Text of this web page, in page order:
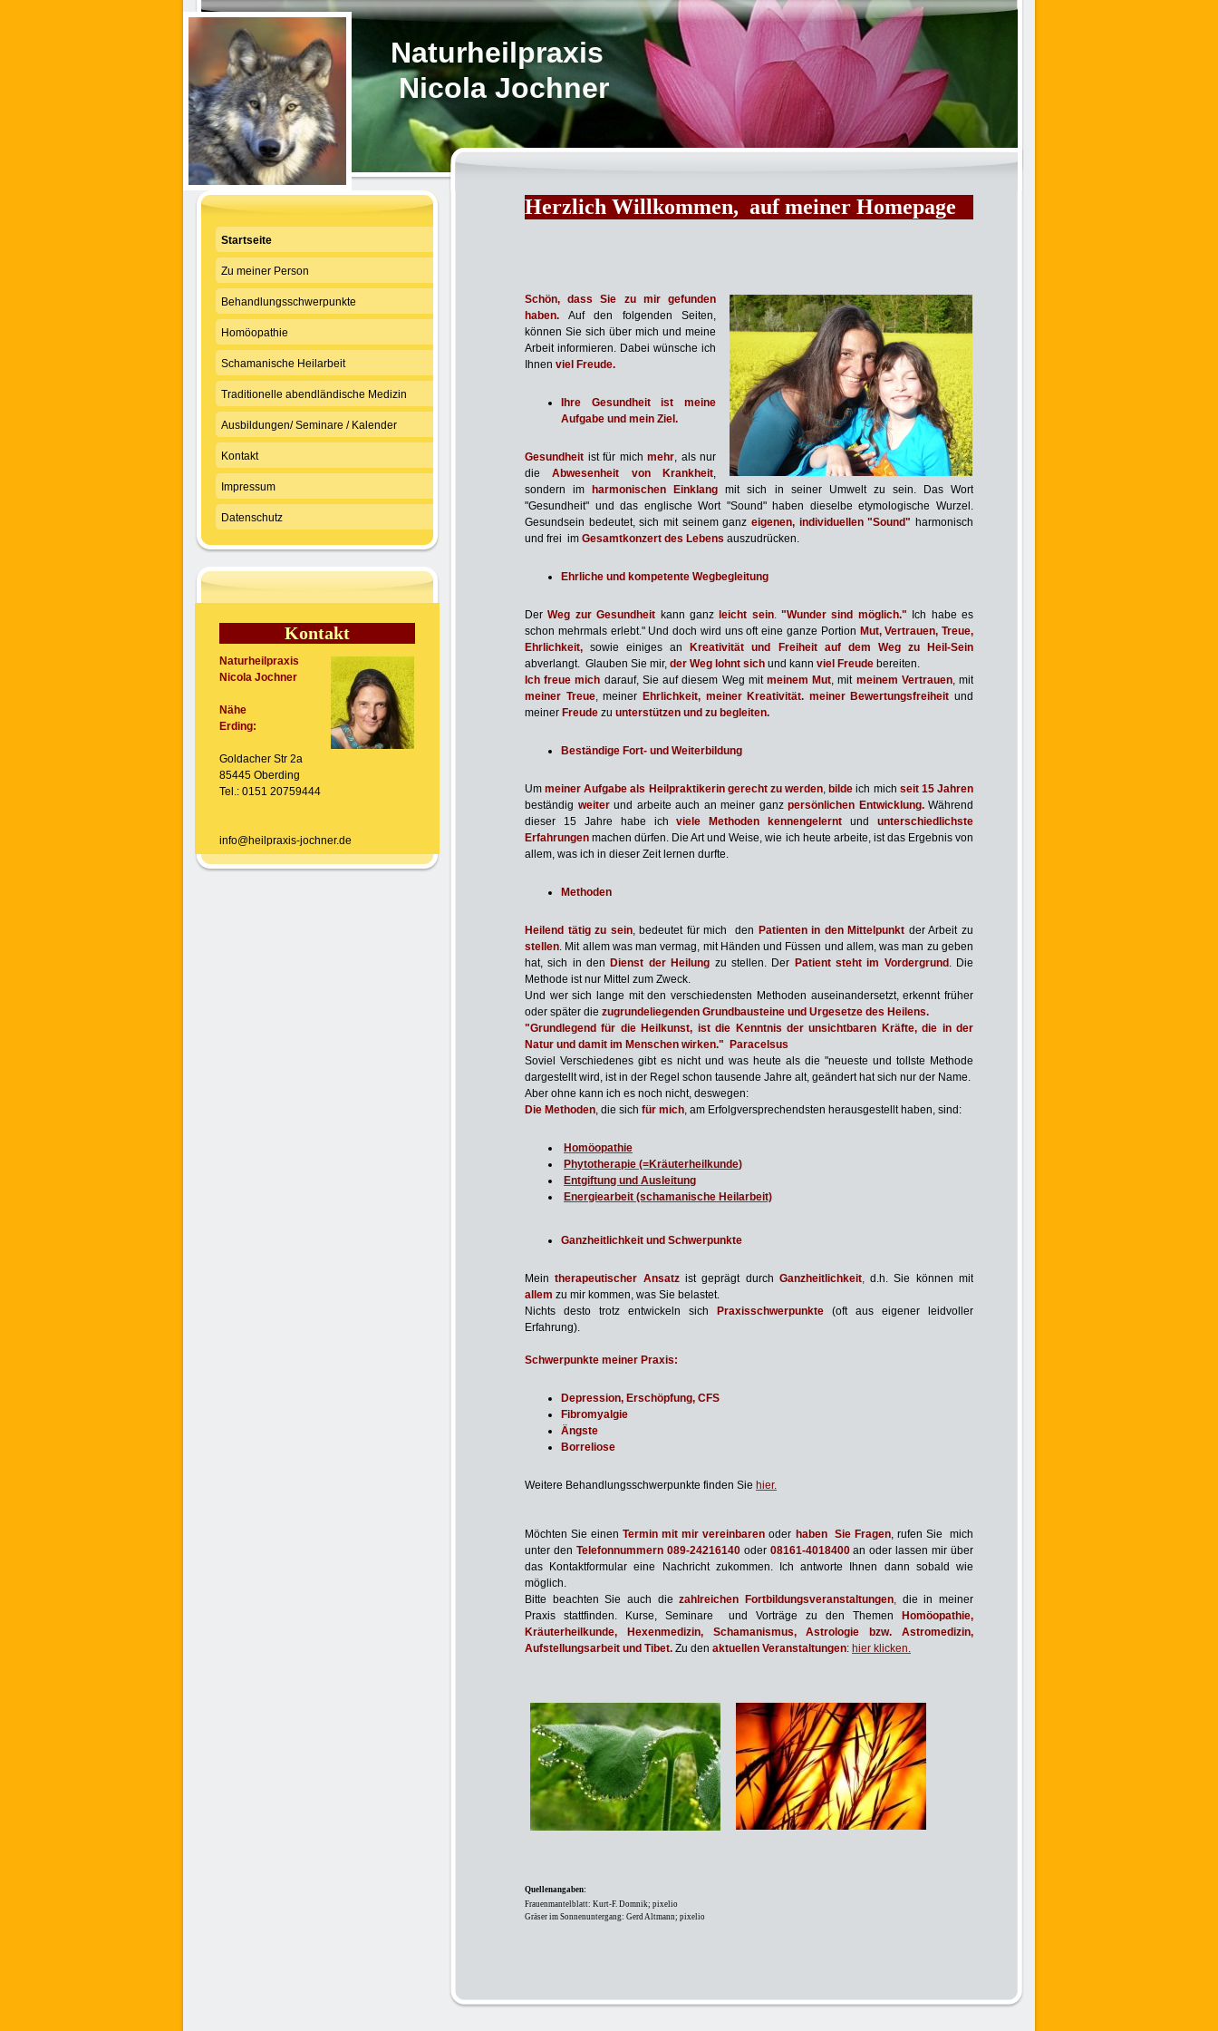
Naturheilpraxis
Nicola Jochner
Herzlich Willkommen, auf meiner Homepage
Schön, dass Sie zu mir gefunden
haben. Auf den folgenden Seiten,
können Sie sich über mich und meine
Arbeit informieren. Dabei wünsche ich
Ihnen viel Freude.
Ihre Gesundheit ist meine
Aufgabe und mein Ziel.
Gesundheit ist für mich mehr, als nur
dieAbwesenheit von Krankheit,
sondern im
harmonischen Einklang mit sich in seiner Umwelt zu sein. Das Wort
"Gesundheit" und das englische Wort "Sound" haben dieselbe etymologische Wurzel.
Gesundsein bedeutet, sich mit seinem ganz eigenen, individuellen "Sound" harmonisch
und frei im Gesamtkonzert des Lebens auszudrücken.
Ehrliche und kompetente Wegbegleitung
DerWeg zur Gesundheit kann ganz leicht sein."Wunder sind möglich."
Ich habe es
schon mehrmals erlebt." Und doch wird uns oft eine ganze Portion Mut, Vertrauen, Treue,
Ehrlichkeit,sowie einiges an
Kreativität und Freiheit auf dem Weg zu Heil-Sein
abverlangt. Gl auben Sie mir, der Weg lohnt sich und kann viel Freude bereiten.
Ich freue mich darauf, Sie auf diesem Weg mit meinem Mut, mit meinem Vertrauen, mit
meiner Treue, meiner Ehrlichkeit, meiner Kreativität. meiner Bewertungsfreiheit und
meiner Freude zu unterstützen und zu begleiten.
Beständige Fort- und Weiterbildung
Ummeiner Aufgabe als Heilpraktikerin gerecht zu werden, bilde ich mich seit 15 Jahren
beständig weiterund arbeite auch an meiner ganz persönlichen Entwicklung.Während
dieser 15 Jahre habe ichviele Methoden kennengelernt undunterschiedlichste
Erfahrungen machen dürfen. Die Art und Weise, wie ich heute arbeite, ist das Ergebnis von
allem, was ich in dieser Zeit lernen durfte.
Methoden
Heilend tätig zu sein, bedeutet für mich den Patienten in den Mittelpunkt der Arbeit zu
stellen. Mit allem was man vermag, mit Händen und Füssen und allem, was man zu geben
hat, sich in den Dienst der Heilung zu stellen. Der Patient steht im Vordergrund . Die
Methode ist nur Mittel zum Zweck.
Und wer sich lange mit den verschiedensten Methoden auseinandersetzt, erkennt früher
oder später die zugrundeliegenden Grundbausteine und Urgesetze des Heilens.
"Grundlegend für die Heilkunst, ist die Kenntnis der unsichtbaren Kräfte, die in der
Natur und damit im Menschen wirken." Paracelsus
Soviel Verschiedenes gibt es nicht und was heute als die "neueste und tollste Methode
dargestellt wird, ist in der Regel schon tausende Jahre alt, geändert hat sich nur der Name.
Aber ohne kann ich es noch nicht, deswegen:
Die Methoden, die sich für mich, am Erfolgversprechendsten herausgestellt haben, sind:
Homöopathie
Phytotherapie (=Kräuterheilkunde)
Entgiftung und Ausleitung
Energiearbeit (schamanische Heilarbeit)
Ganzheitlichkeit und Schwerpunkte
Meintherapeutischer Ansatzist geprägt durch Ganzheitlichkeit,d.h. Sie können mit
allem zu mir kommen, was Sie belastet.
Nichts desto trotz entwickeln sich
Praxisschwerpunkte (oft aus eigener leidvoller
Erfahrung).
Schwerpunkte meiner Praxis:
Depression, Erschöpfung, CFS
Fibromyalgie
Ängste
Borreliose
Weitere Behandlungsschwerpunkte finden Sie hier.
Möchten Sie einenTermin mit mir vereinbaren oder haben Sie Fragen, rufen Sie
mich
unter den Telefonnummern 089-24216140oder 08161-4018400an oder lassen mir über
das Kontaktformular eine Nachricht zukommen. Ich antworte Ihnen dann sobald wie
möglich.
Bitte beachten Sie auch diezahlreichen Fortbildungsveranstaltungen, die in meiner
Praxis stattfinden. Kurse, Seminare und Vorträge zu den Themen
Homöopathie,
Kräuterheilkunde, Hexenmedizin, Schamanismus, Astrologie bzw. Astromedizin,
Aufstellungsarbeit und Tibet. Zu den aktuellen Veranstaltungen: hier klicken.
Quellenangaben:
Frauenmantelblatt: Kurt-F. Domnik; pixelio
Gräser im Sonnenuntergang: Gerd Altmann; pixelio
Startseite
Zu meiner Person
Behandlungsschwerpunkte
Homöopathie
Schamanische Heilarbeit
Traditionelle abendländische Medizin
Ausbildungen/ Seminare / Kalender
Kontakt
Impressum
Datenschutz
Kontakt
Naturheilpraxis
Nicola Jochner
Nähe
Erding:
Goldacher Str 2a
85445 Oberding
Tel.: 0151 20759444
info@heilpraxis-jochner.de